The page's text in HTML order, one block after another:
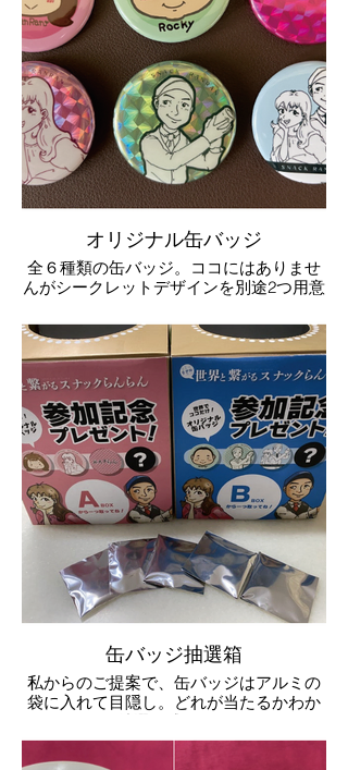
オリジナル缶バッジ
全６種類の缶バッジ。ココにはありませ
んがシークレットデザインを別途2つ用意
缶バッジ抽選箱
私からのご提案で、缶バッジはアルミの
袋に入れて目隠し。どれが当たるかわか
らない抽選形式にしました。